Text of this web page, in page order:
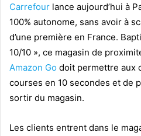
Carrefour lance aujourd’hui à
100% autonome, sans avoir à
d’une première en France.
10/10 », ce magasin de
Amazon Go doit permettre aux
courses en 10 secondes et de
sortir du magasin.
Les clients entrent dans le